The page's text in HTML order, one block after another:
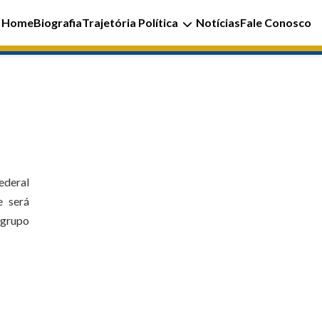
HomeBiografiaTrajetória Política NotíciasFale Conosco
será